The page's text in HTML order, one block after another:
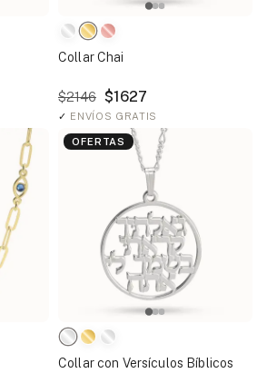
Collar Chai
$2146 $1627
✓ ENVÍOS GRATIS
OFERTAS
Collar con Versículos Bíblicos